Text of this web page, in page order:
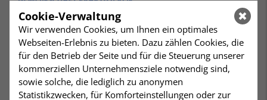
Cookie-Verwaltung
Wir verwenden Cookies, um Ihnen ein optimales
Webseiten-Erlebnis zu bieten. Dazu zählen Cookies, die
für den Betrieb der Seite und für die Steuerung unserer
kommerziellen Unternehmensziele notwendig sind,
sowie solche, die lediglich zu anonymen
Statistikzwecken, für Komforteinstellungen oder zur